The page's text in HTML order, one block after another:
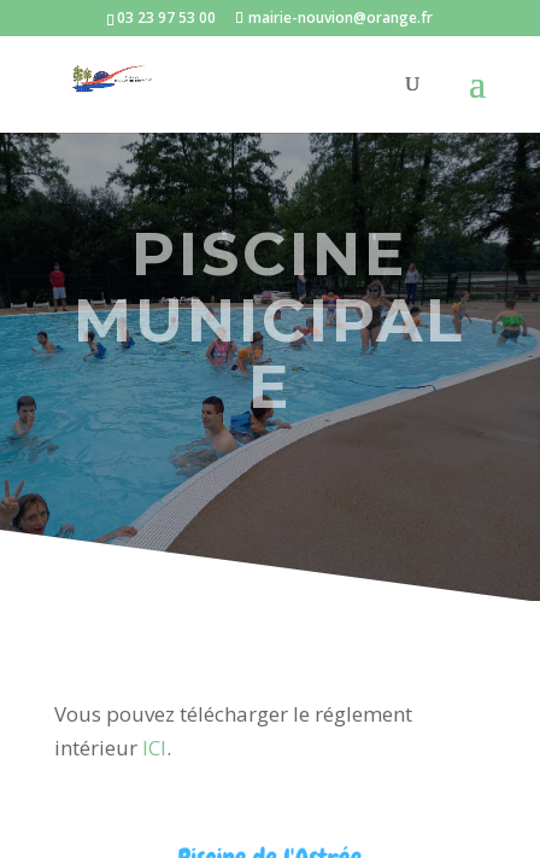
03 23 97 53 00 mairie-nouvion@orange.fr
PISCINE
MUNICIPAL
E
Vous pouvez télécharger le réglement
intérieur ICI.